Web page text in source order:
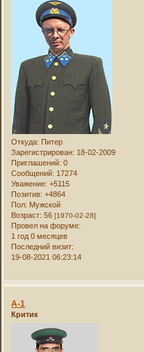
Откуда: Питер
Зарегистрирован: 18-02-2009
Приглашений: 0
Сообщений: 17274
Уважение: +5115
Позитив: +4864
Пол: Мужской
Возраст: 56[1970-02-28]
Провел на форуме:
1 год 0 месяцев
Последний визит:
19-08-2021 06:23:14
А-1
Критик